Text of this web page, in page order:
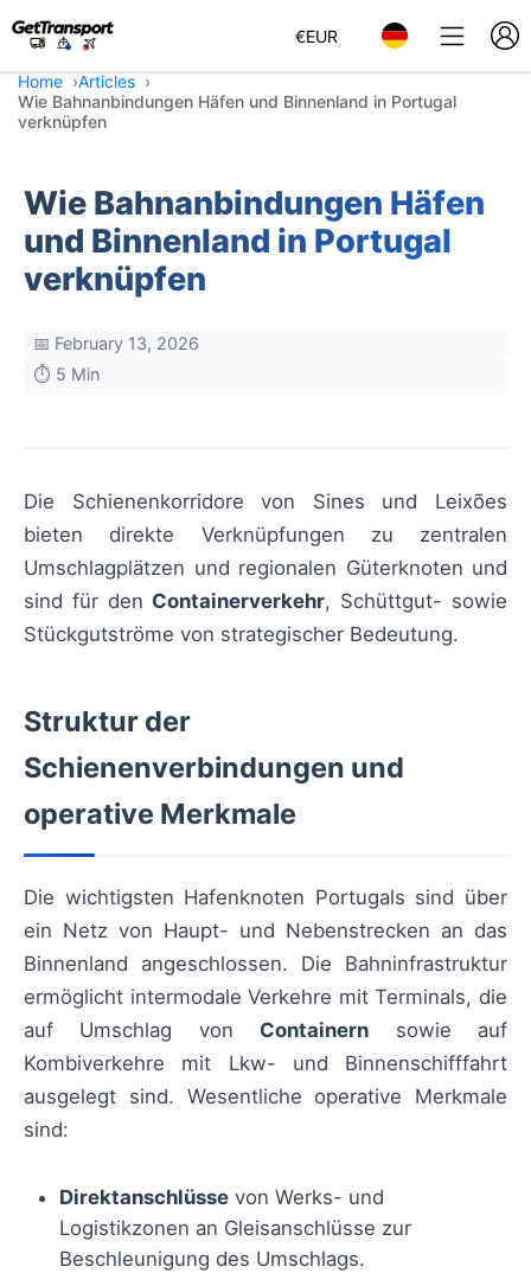
€EUR
Home
Articles
Wie Bahnanbindungen Häfen und Binnenland in Portugal
verknüpfen
Wie Bahnanbindungen Häfen
und Binnenland in Portugal
verknüpfen
📅 February 13, 2026
⏱️ 5 Min
Die Schienenkorridore von Sines und Leixões
bieten direkte Verknüpfungen zu zentralen
Umschlagplätzen und regionalen Güterknoten und
sind für den Containerverkehr, Schüttgut- sowie
Stückgutströme von strategischer Bedeutung.
Struktur der
Schienenverbindungen und
operative Merkmale
Die wichtigsten Hafenknoten Portugals sind über
ein Netz von Haupt- und Nebenstrecken an das
Binnenland angeschlossen. Die Bahninfrastruktur
ermöglicht intermodale Verkehre mit Terminals, die
auf Umschlag von Containern sowie auf
Kombiverkehre mit Lkw- und Binnenschifffahrt
ausgelegt sind. Wesentliche operative Merkmale
sind:
Direktanschlüsse von Werks- und
Logistikzonen an Gleisanschlüsse zur
Beschleunigung des Umschlags.